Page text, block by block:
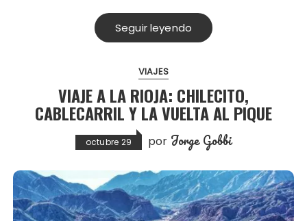
Seguir leyendo
VIAJES
VIAJE A LA RIOJA: CHILECITO,
CABLECARRIL Y LA VUELTA AL PIQUE
octubre 29 por Jorge Gobbi